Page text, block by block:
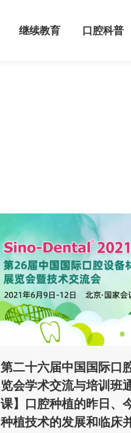
继续教育 口腔科普
第二十六届中国国际口
览会学术交流与培训班
课】口腔种植的昨日、
种植技术的发展和临床